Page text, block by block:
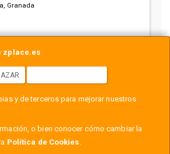
zplace.es
y de terceros para mejorar nuestros
o bien conocer cómo cambiar la
Política de Cookies.
, Granada
21:00
- C.I.F.: B18558999 - Tfno: